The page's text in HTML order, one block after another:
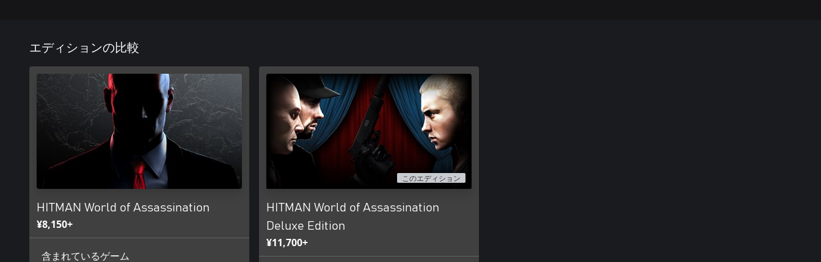
エディションの比較
HITMAN World of Assassination
¥8,150+
含まれているゲーム
このエディション
HITMAN World of Assassination
Deluxe Edition
¥11,700+